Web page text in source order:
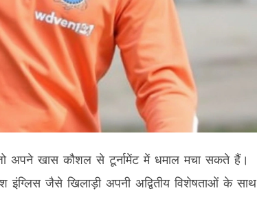
अपने खास कौशल से टूर्नामेंट में धमाल मचा सकते हैं।
जैसे खिलाड़ी अपनी अद्वितीय विशेषताओं के साथ